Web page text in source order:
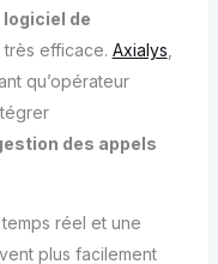
logiciel de
efficace. Axialys
qu’opérateur
des appels
réel et une
plus facilement